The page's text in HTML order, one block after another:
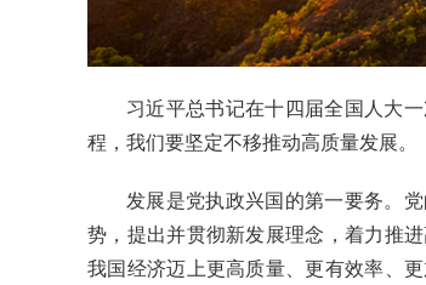
习近平总书记在十四届全国人大
程，我们要坚定不移推动高质量发展。
发展是党执政兴国的第一要务。
势，提出并贯彻新发展理念，着力推
我国经济迈上更高质量、更有效率、